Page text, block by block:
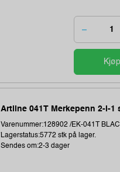
Kjøp
Artline 041T Merkepenn 2-i-1
Varenummer:128902 /EK-041T
Lagerstatus:5772 stk på lager.
Sendes om:2-3 dager